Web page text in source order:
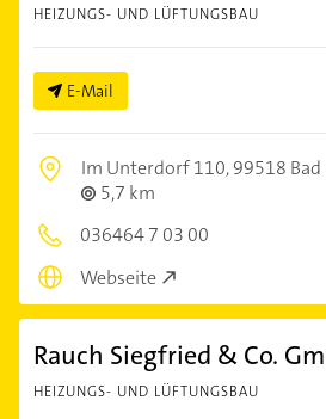
HEIZUNGS- UND LÜFTUNGSBAU
E-Mail
Im Unterdorf 110,99518 Bad
5,7 km
036464 7 03 00
Webseite
Rauch Siegfried & Co.
HEIZUNGS- UND LÜFTUNGSBAU